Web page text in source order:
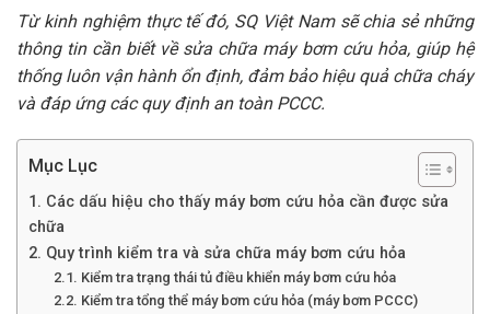
Từ kinh nghiệm thực tế đó, SQ Việt Nam sẽ chia sẻ những
thông tin cần biết về sửa chữa máy bơm cứu hỏa, giúp hệ
thống luôn vận hành ổn định, đảm bảo hiệu quả chữa cháy
và đáp ứng các quy định an toàn PCCC.
Mục Lục
1. Các dấu hiệu cho thấy máy bơm cứu hỏa cần được sửa
chữa
2. Quy trình kiểm tra và sửa chữa máy bơm cứu hỏa
2.1. Kiểm tra trạng thái tủ điều khiển máy bơm cứu hỏa
2.2. Kiểm tra tổng thể máy bơm cứu hỏa (máy bơm PCCC)